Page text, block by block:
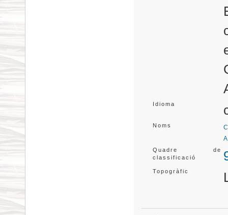
Idioma
Noms
Quadre de
classificació
Topogràfic